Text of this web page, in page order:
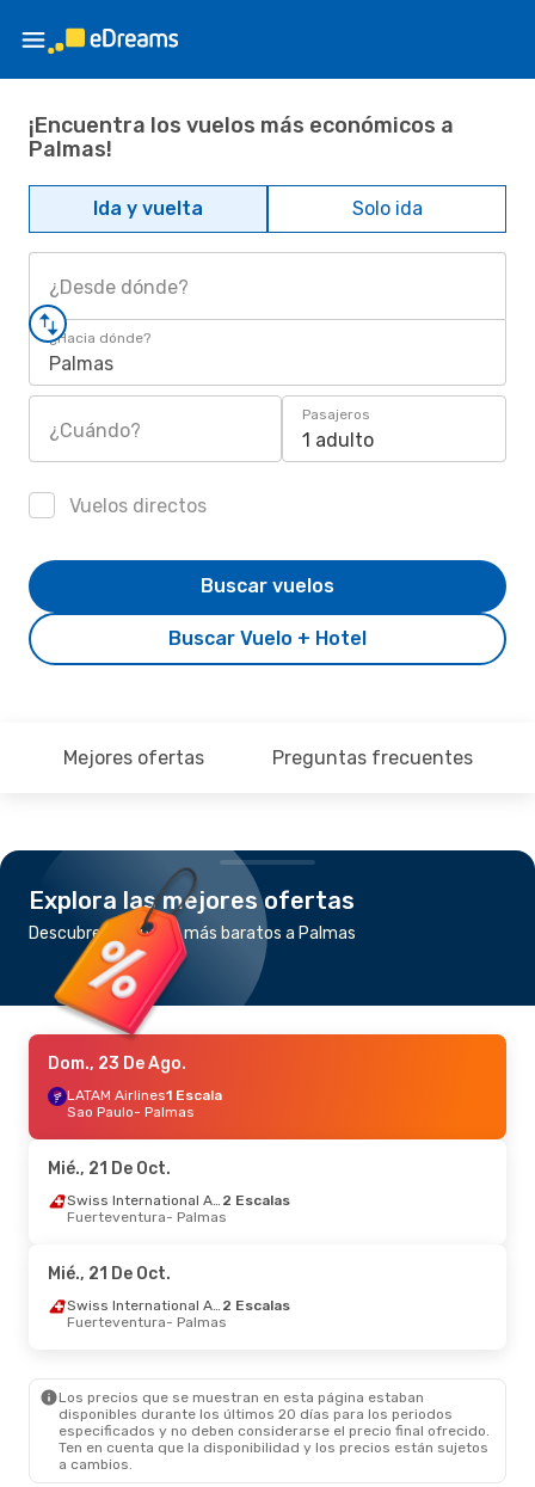
¡Encuentra los vuelos más económicos a
Palmas!
Ida y vuelta Solo ida
¿Desde dónde?
¿Hacia dónde?
Palmas
¿Cuándo?
Pasajeros
1 adulto
Vuelos directos
Buscar Vuelo + Hotel
Buscar vuelos
Mejores ofertas Preguntas frecuentes
Explora las mejores ofertas
Descubre los vuelos más baratos a Palmas
Dom., 23 De Ago.
LATAM Airlines1 Escala
Sao Paulo- Palmas
Mié., 21 De Oct.
Swiss International Air Lines 2 Escalas
Fuerteventura- Palmas
Mié., 21 De Oct.
Swiss International Air Lines 2 Escalas
Fuerteventura- Palmas
Los precios que se muestran en esta página estaban
disponibles durante los últimos 20 días para los periodos
especificados y no deben considerarse el precio final ofrecido.
Ten en cuenta que la disponibilidad y los precios están sujetos
a cambios.